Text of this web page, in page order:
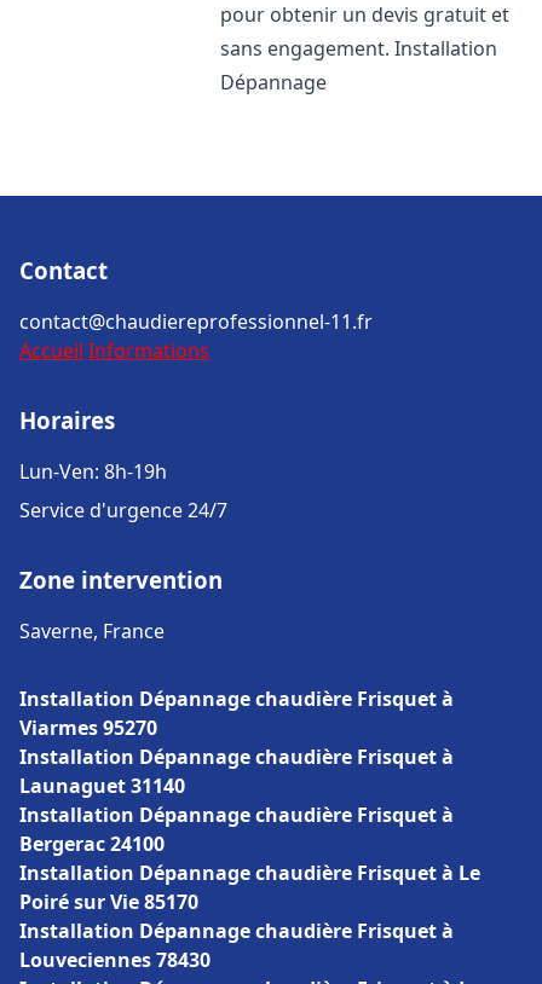
pour obtenir un devis gratuit et
sans engagement. Installation
Dépannage
Contact
contact@chaudiereprofessionnel-11.fr
Accueil Informations
Horaires
Lun-Ven: 8h-19h
Service d'urgence 24/7
Zone intervention
Saverne, France
Installation Dépannage chaudière Frisquet à
Viarmes 95270
Installation Dépannage chaudière Frisquet à
Launaguet 31140
Installation Dépannage chaudière Frisquet à
Bergerac 24100
Installation Dépannage chaudière Frisquet à Le
Poiré sur Vie 85170
Installation Dépannage chaudière Frisquet à
Louveciennes 78430